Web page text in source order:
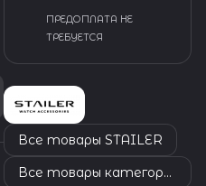
ПРЕДОПЛАТА НЕ
ТРЕБУЕТСЯ
Все товары STAILER
Все товары категории